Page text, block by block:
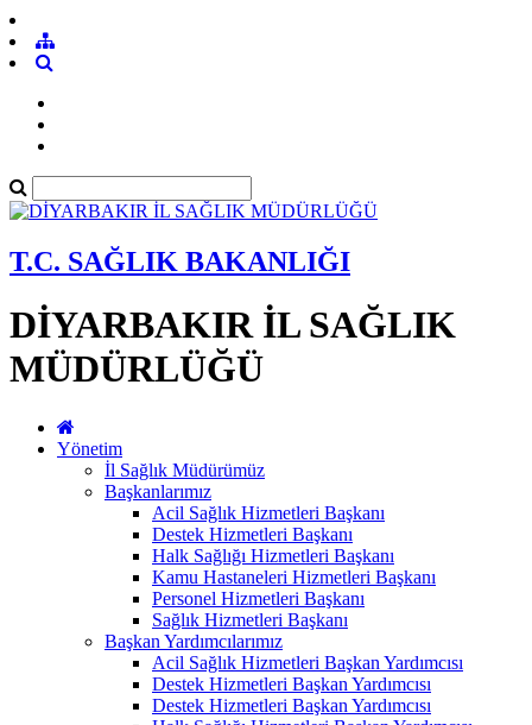
T.C. SAĞLIK BAKANLIĞI
DİYARBAKIR İL SAĞLIK
MÜDÜRLÜĞÜ
Yönetim
İl Sağlık Müdürümüz
Başkanlarımız
Acil Sağlık Hizmetleri Başkanı
Destek Hizmetleri Başkanı
Halk Sağlığı Hizmetleri Başkanı
Kamu Hastaneleri Hizmetleri Başkanı
Personel Hizmetleri Başkanı
Sağlık Hizmetleri Başkanı
Başkan Yardımcılarımız
Acil Sağlık Hizmetleri Başkan Yardımcısı
Destek Hizmetleri Başkan Yardımcısı
Destek Hizmetleri Başkan Yardımcısı